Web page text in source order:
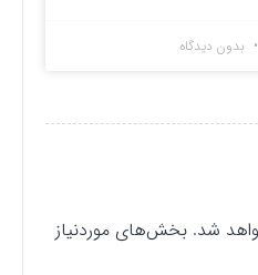
بدون دیدگاه
شد. بخش‌های موردنیاز